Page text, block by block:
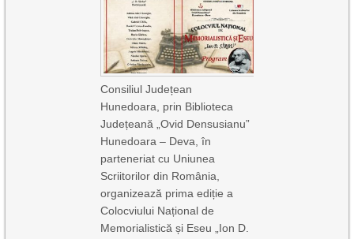
Consiliul Județean
Hunedoara, prin Biblioteca
Județeană „Ovid Densusianu”
Hunedoara – Deva, în
parteneriat cu Uniunea
Scriitorilor din România,
organizează prima ediție a
Colocviului Național de
Memorialistică și Eseu „Ion D.